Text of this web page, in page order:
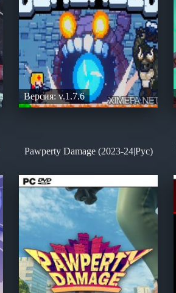
Версия: v.1.7.6
Pawperty Damage (2023-24|Рус)